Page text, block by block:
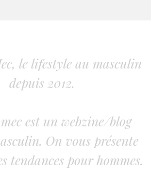
le lifestyle au masculin
depuis 2012.
est un webzine/blog
On vous présente
tendances pour hommes.